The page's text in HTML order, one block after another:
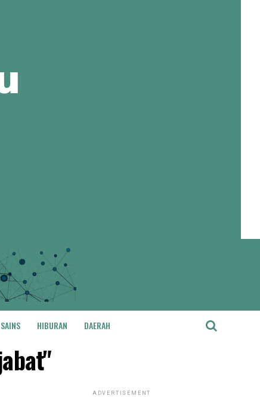
HIBURAN DAERAH
ADVERTISEMENT